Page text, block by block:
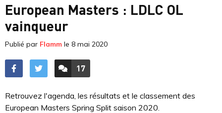
European Masters : LDLC OL
vainqueur
Publié par Flamm le 8 mai 2020
ACCÉDER AUX
17
COMMENTAIRES
Retrouvez l'agenda, les résultats et le classement des
European Masters Spring Split saison 2020.